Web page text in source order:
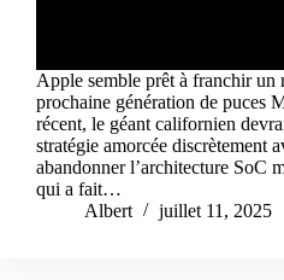
Apple semble prêt à franchir un
prochaine génération de puces
récent, le géant californien
stratégie amorcée discrètement
abandonner l’architecture SoC
qui a fait…
Albert
juillet 11, 2025